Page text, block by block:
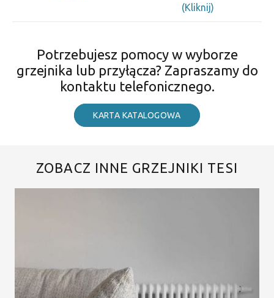
(Kliknij)
Potrzebujesz pomocy w wyborze
grzejnika lub przyłącza? Zapraszamy do
kontaktu telefonicznego.
KARTA KATALOGOWA
ZOBACZ INNE GRZEJNIKI TESI